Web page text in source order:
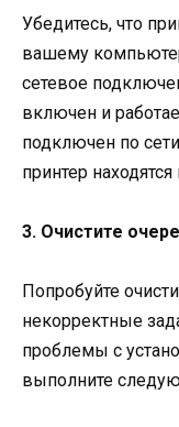
Убедитесь, что
вашему
сетевое
включен и
подключен по
принтер
3. Очистите
Попробуйте
некорректные
проблемы с
выполните